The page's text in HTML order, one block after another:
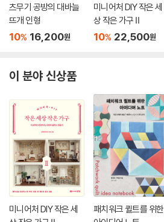
츠무기 공방의 대바늘
뜨개 인형
10% 16,200원
미니어처 DIY 작은 세
상 작은 가구 Ⅱ
10% 22,500원
이 분야 신상품
미니어처 DIY 작은 세
패치워크 퀼트를 위한